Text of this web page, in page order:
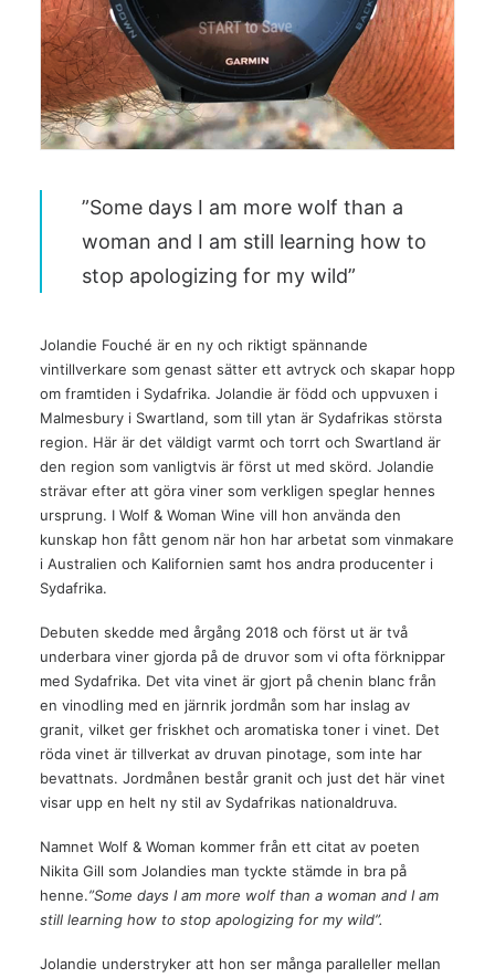
”Some days I am more wolf than a
woman and I am still learning how to
stop apologizing for my wild”
Jolandie Fouché är en ny och riktigt spännande
vintillverkare som genast sätter ett avtryck och skapar hopp
om framtiden i Sydafrika. Jolandie är född och uppvuxen i
Malmesbury i Swartland, som till ytan är Sydafrikas största
region. Här är det väldigt varmt och torrt och Swartland är
den region som vanligtvis är först ut med skörd. Jolandie
strävar efter att göra viner som verkligen speglar hennes
ursprung. I Wolf & Woman Wine vill hon använda den
kunskap hon fått genom när hon har arbetat som vinmakare
i Australien och Kalifornien samt hos andra producenter i
Sydafrika.
Debuten skedde med årgång 2018 och först ut är två
underbara viner gjorda på de druvor som vi ofta förknippar
med Sydafrika. Det vita vinet är gjort på chenin blanc från
en vinodling med en järnrik jordmån som har inslag av
granit, vilket ger friskhet och aromatiska toner i vinet. Det
röda vinet är tillverkat av druvan pinotage, som inte har
bevattnats. Jordmånen består granit och just det här vinet
visar upp en helt ny stil av Sydafrikas nationaldruva.
Namnet Wolf & Woman kommer från ett citat av poeten
Nikita Gill som Jolandies man tyckte stämde in bra på
henne.”Some days I am more wolf than a woman and I am
still learning how to stop apologizing for my wild”.
Jolandie understryker att hon ser många paralleller mellan